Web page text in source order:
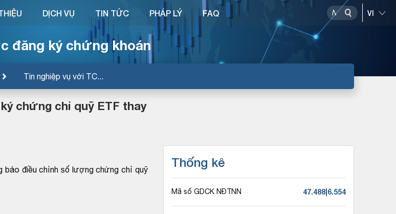
đăng ký chứng khoán
Tin nghiệp vụ với TC...
DỊCH VỤ TIN TỨC PHÁP LÝ FAQ
chứng chỉ quỹ ETF thay
báo điều chỉnh số lượng chứng chỉ quỹ
Thống kê
Mã số GDCK NĐTNN 47.488|6.554